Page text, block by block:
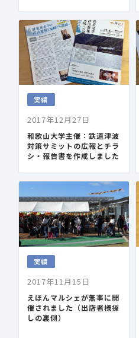
実績
2017年12月27日
和歌山大学主催：鉄道津波
対策サミットの広報とチラ
シ・報告書を作成しました
実績
2017年11月15日
えほんマルシェが無事に開
催されました（出店者様探
しの裏側）